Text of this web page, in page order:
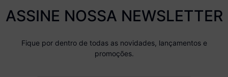
ASSINE NOSSA NEWSLETTER
Fique por dentro de todas as novidades, lançamentos e
promoções.